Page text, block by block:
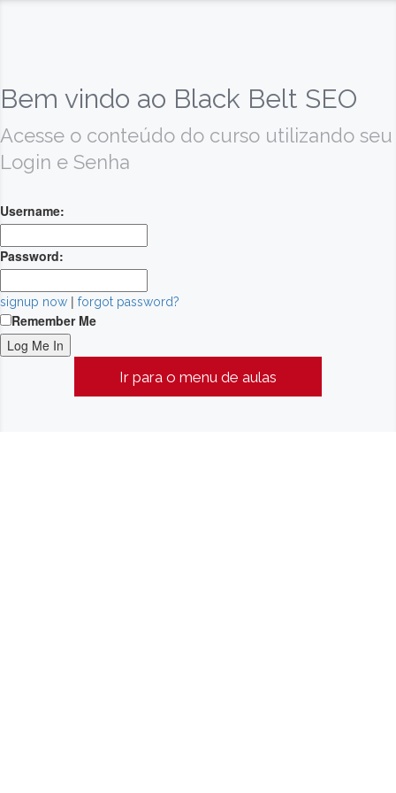
Bem vindo ao Black Belt SEO
Acesse o conteúdo do curso utilizando seu
Login e Senha
Username:
Password:
signup now | forgot password?
Remember Me
Ir para o menu de aulas